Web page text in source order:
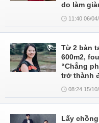
do làm
11:40 06/
Từ 2 bàn
600m2,
“Chẳng
trở thành
08:24 15/
Lấy